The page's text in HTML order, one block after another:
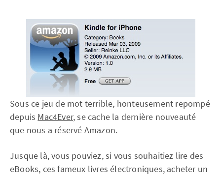
Sous ce jeu de mot terrible, honteusement repompé
depuis Mac4Ever, se cache la dernière nouveauté
que nous a réservé Amazon.
Jusque là, vous pouviez, si vous souhaitiez lire des
eBooks, ces fameux livres électroniques, acheter un